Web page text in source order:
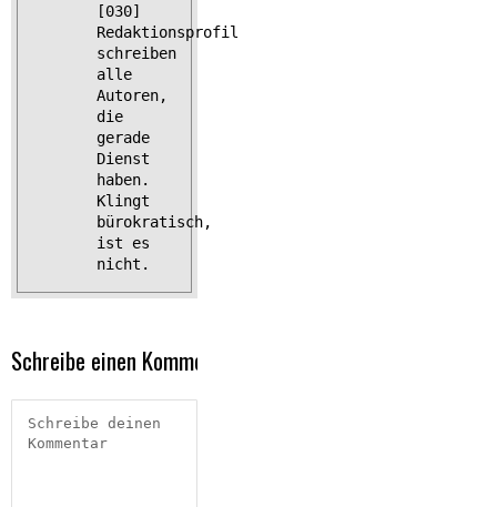
[030]
Redaktionsprofil
schreiben
alle
Autoren,
die
gerade
Dienst
haben.
Klingt
bürokratisch,
ist es
nicht.
Schreibe einen Kommentar